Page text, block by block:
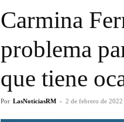
Carmina
problema
que tiene
Por LasNoticiasRM - 2 de febrero de 2022